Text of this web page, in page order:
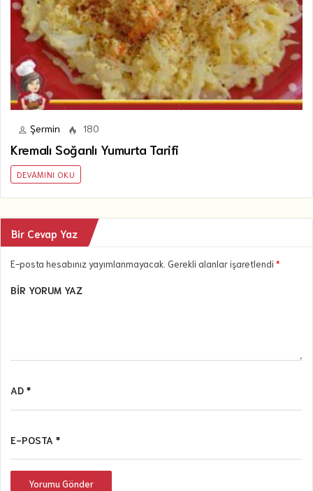
Şermin 180
Kremalı Soğanlı Yumurta Tarifi
DEVAMINI OKU
Bir Cevap Yaz
E-posta hesabınız yayımlanmayacak. Gerekli alanlar işaretlendi *
BIR YORUM YAZ
AD *
E-POSTA *
Yorumu Gönder